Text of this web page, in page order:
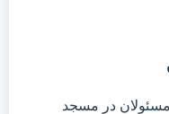
در مسجد